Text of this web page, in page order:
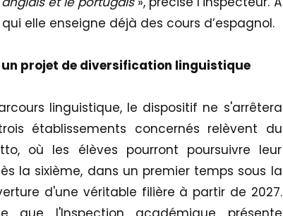
elle enseigne déjà des cours d’espagnol.
un projet de diversification linguistique
linguistique, le dispositif ne s'arrêtera
établissements concernés relèvent du
où les élèves pourront poursuivre leur
la sixième, dans un premier temps sous la
d'une véritable filière à partir de 2027.